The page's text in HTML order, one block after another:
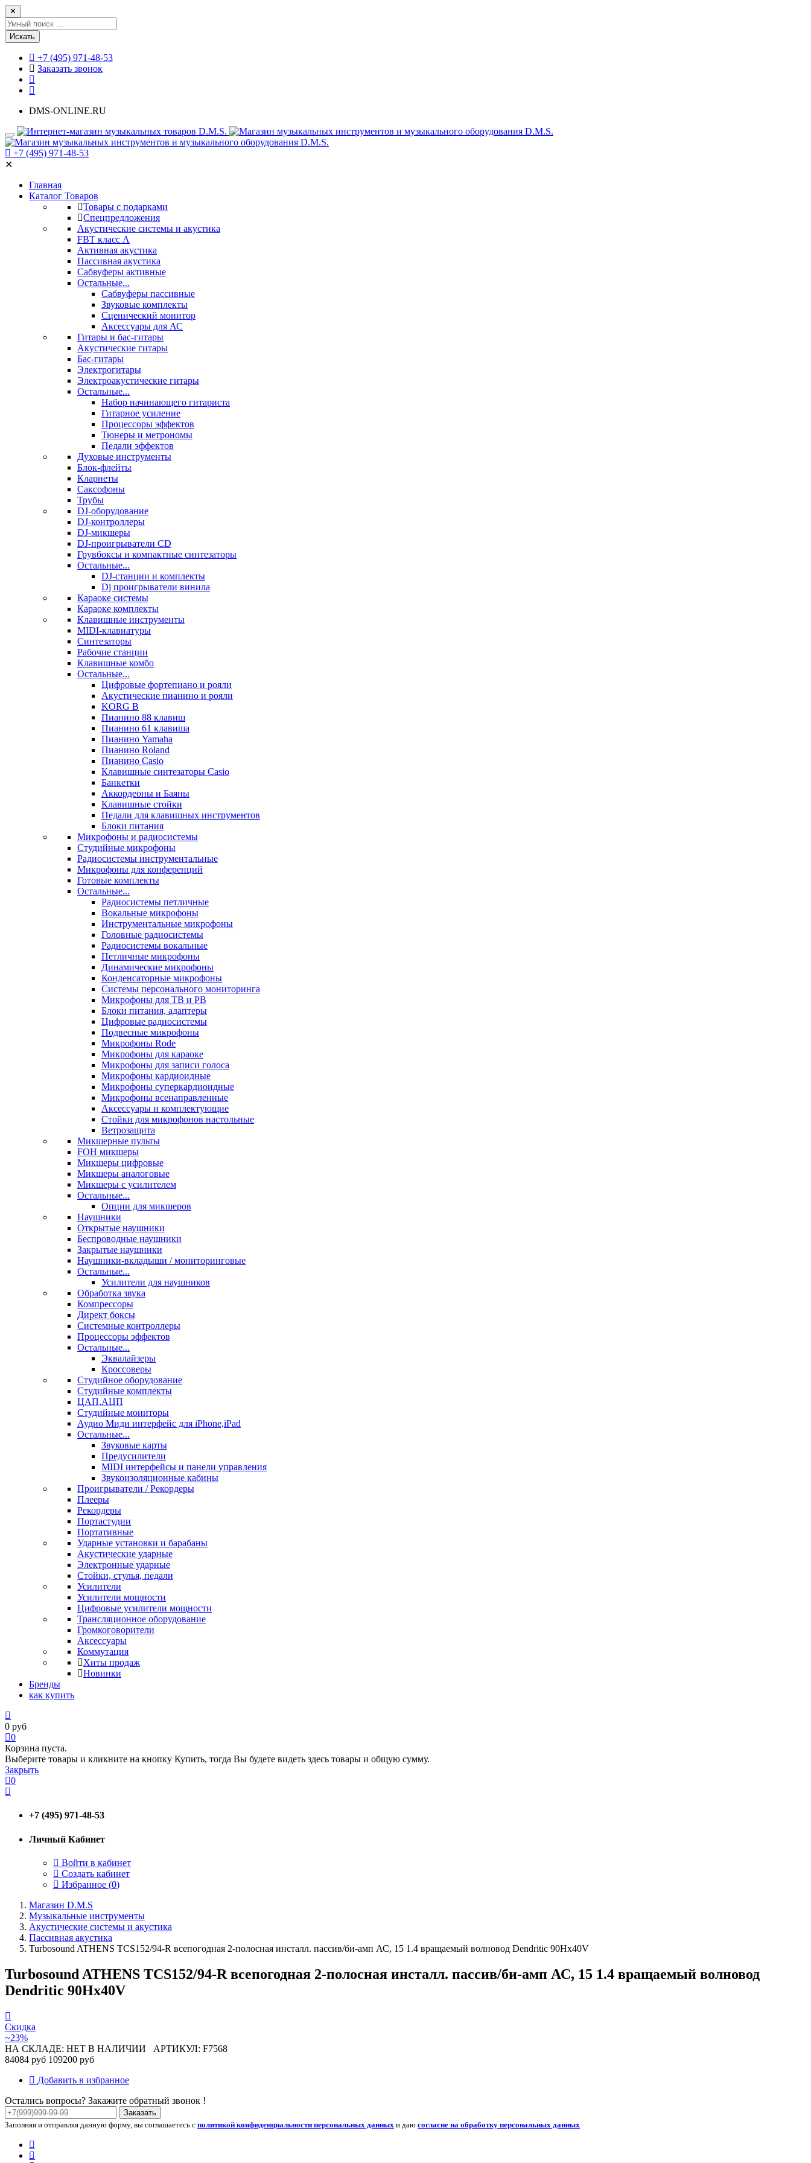
✕
Искать
+7 (495) 971-48-53
Заказать звонок
DMS-ONLINE.RU
+7 (495) 971-48-53
✕
Главная
Каталог Товаров
Товары с подарками
Спецпредложения
Акустические системы и акустика
FBT класс А
Активная акустика
Пассивная акустика
Сабвуферы активные
Остальные...
Сабвуферы пассивные
Звуковые комплекты
Сценический монитор
Аксессуары для АС
Гитары и бас-гитары
Акустические гитары
Бас-гитары
Электрогитары
Электроакустические гитары
Остальные...
Набор начинающего гитариста
Гитарное усиление
Процессоры эффектов
Тюнеры и метрономы
Педали эффектов
Духовые инструменты
Блок-флейты
Кларнеты
Саксофоны
Трубы
DJ-оборудование
DJ-контроллеры
DJ-микшеры
DJ-проигрыватели CD
Грувбоксы и компактные синтезаторы
Остальные...
DJ-станции и комплекты
Dj проигрыватели винила
Караоке системы
Караоке комплекты
Клавишные инструменты
MIDI-клавиатуры
Синтезаторы
Рабочие станции
Клавишные комбо
Остальные...
Цифровые фортепиано и рояли
Акустические пианино и рояли
KORG B
Пианино 88 клавиш
Пианино 61 клавиша
Пианино Yamaha
Пианино Roland
Пианино Casio
Клавишные синтезаторы Casio
Банкетки
Аккордеоны и Баяны
Клавишные стойки
Педали для клавишных инструментов
Блоки питания
Микрофоны и радиосистемы
Студийные микрофоны
Радиосистемы инструментальные
Микрофоны для конференций
Готовые комплекты
Остальные...
Радиосистемы петличные
Вокальные микрофоны
Инструментальные микрофоны
Головные радиосистемы
Радиосистемы вокальные
Петличные микрофоны
Динамические микрофоны
Конденсаторные микрофоны
Системы персонального мониторинга
Микрофоны для ТВ и РВ
Блоки питания, адаптеры
Цифровые радиосистемы
Подвесные микрофоны
Микрофоны Rode
Микрофоны для караоке
Микрофоны для записи голоса
Микрофоны кардиоидные
Микрофоны суперкардиоидные
Микрофоны всенаправленные
Аксессуары и комплектующие
Стойки для микрофонов настольные
Ветрозащита
Микшерные пульты
FOH микшеры
Микшеры цифровые
Микшеры аналоговые
Микшеры с усилителем
Остальные...
Опции для микшеров
Наушники
Открытые наушники
Беспроводные наушники
Закрытые наушники
Наушники-вкладыши / мониторинговые
Остальные...
Усилители для наушников
Обработка звука
Компрессоры
Директ боксы
Системные контроллеры
Процессоры эффектов
Остальные...
Эквалайзеры
Кроссоверы
Студийное оборудование
Студийные комплекты
ЦАП,АЦП
Студийные мониторы
Аудио Миди интерфейс для iPhone,iPad
Остальные...
Звуковые карты
Предусилители
MIDI интерфейсы и панели управления
Звукоизоляционные кабины
Проигрыватели / Рекордеры
Плееры
Рекордеры
Портастудии
Портативные
Ударные установки и барабаны
Акустические ударные
Электронные ударные
Стойки, стулья, педали
Усилители
Усилители мощности
Цифровые усилители мощности
Трансляционное оборудование
Громкоговорители
Аксессуары
Коммутация
Хиты продаж
Новинки
Бренды
как купить
0 руб
0
Корзина пуста.
Выберите товары и кликните на кнопку Купить, тогда Вы будете видеть здесь товары и общую сумму.
Закрыть
0
+7 (495) 971-48-53
Личный Кабинет
Войти в кабинет
Создать кабинет
Избранное (0)
Магазин D.M.S
Музыкальные инструменты
Акустические системы и акустика
Пассивная акустика
Turbosound ATHENS TCS152/94-R всепогодная 2-полосная инсталл. пассив/би-амп АС, 15 1.4 вращаемый волновод Dendritic 90Hx40V
Turbosound ATHENS TCS152/94-R всепогодная 2-полосная инсталл. пассив/би-амп АС, 15 1.4 вращаемый волновод
Dendritic 90Hx40V
Скидка
~23%
НА СКЛАДЕ: НЕТ В НАЛИЧИИ АРТИКУЛ: F7568
84084 руб 109200 руб
Добавить в избранное
Остались вопросы? Закажите обратный звонок !
Заказать
Заполняя и отправляя данную форму, вы соглашаетесь с политикой конфиденциальности персональных данных и даю согласие на обработку персональных данных